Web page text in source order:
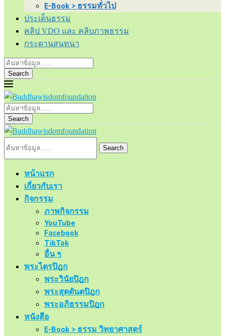
E-Book > ธรรมทั่วไป
ประเด็นธรรม
คลิป VDO และ คลิบภาพธรรม
กระดานสนทนา
Search
Search
Search
หน้าแรก
เกี่ยวกับเรา
กิจกรรม
ภาพกิจกรรม
YouTube
Facebook
TikTok
อื่น ๆ
พระไตรปิฎก
พระวินัยปิฎก
พระสุตตันตปิฎก
พระอภิธรรมปิฎก
หนังสือ
E-Book > ธรรม วิทยาศาสตร์